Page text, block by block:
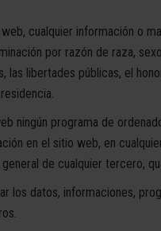
cualquier información o
por razón de raza,
libertades públicas, el
ningún programa de
en el sitio web, en
de cualquier tercero,
los datos, informaciones,